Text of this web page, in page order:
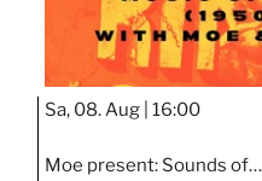
Sa, 08. Aug | 16:00
Moe present: Sounds